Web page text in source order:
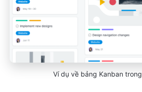
Ví dụ về bảng Kanban trong